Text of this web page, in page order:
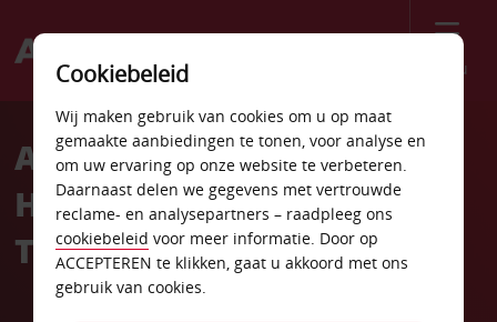
Menu
Welcome
AvisAutoverhuur op London
Heathrow Airport
Terminals 2-4
Cookiebeleid
Wij maken gebruik van cookies om u op maat
gemaakte aanbiedingen te tonen, voor analyse en
om uw ervaring op onze website te verbeteren.
Daarnaast delen we gegevens met vertrouwde
reclame- en analysepartners – raadpleeg ons
cookiebeleid voor meer informatie. Door op
ACCEPTEREN te klikken, gaat u akkoord met ons
gebruik van cookies.